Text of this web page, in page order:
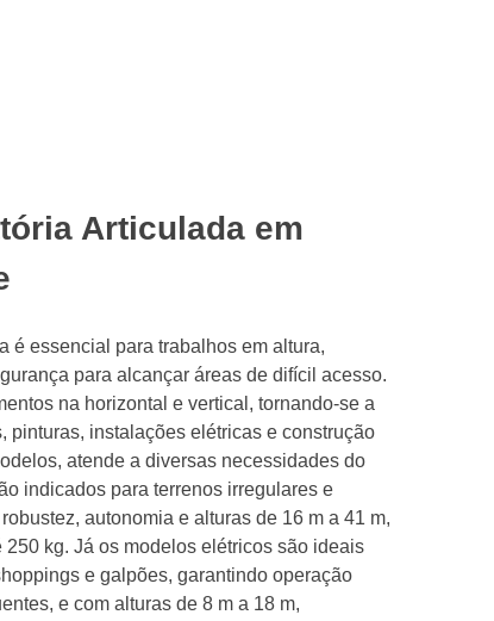
Articulada em
é essencial para trabalhos em altura,
para alcançar áreas de difícil acesso.
na horizontal e vertical, tornando-se a
pinturas, instalações elétricas e construção
atende a diversas necessidades do
indicados para terrenos irregulares e
autonomia e alturas de 16 m a 41 m,
kg. Já os modelos elétricos são ideais
e galpões, garantindo operação
e com alturas de 8 m a 18 m,